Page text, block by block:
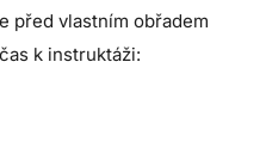
před vlastním obřadem
k instruktáži: